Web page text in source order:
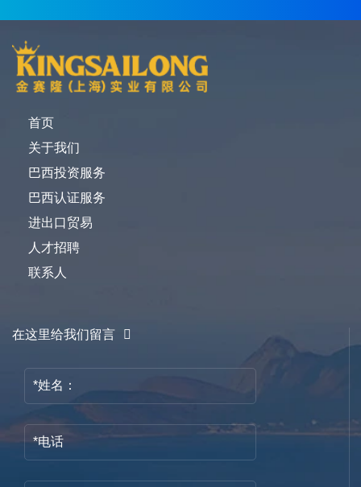
首页
关于我们
巴西投资服务
巴西认证服务
进出口贸易
人才招聘
联系人
在这里给我们留言